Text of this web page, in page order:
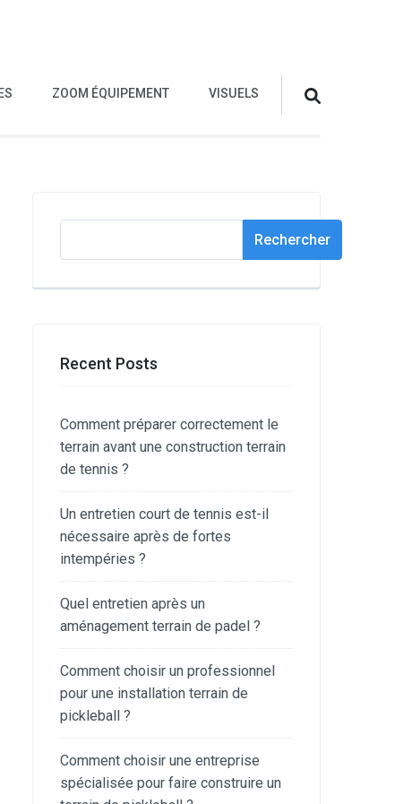
ZOOM ÉQUIPEMENT VISUELS
Rechercher
Recent Posts
Comment préparer correctement le
terrain avant une construction terrain
de tennis ?
Un entretien court de tennis est-il
nécessaire après de fortes
intempéries ?
Quel entretien après un
aménagement terrain de padel ?
Comment choisir un professionnel
pour une installation terrain de
pickleball ?
Comment choisir une entreprise
spécialisée pour faire construire un